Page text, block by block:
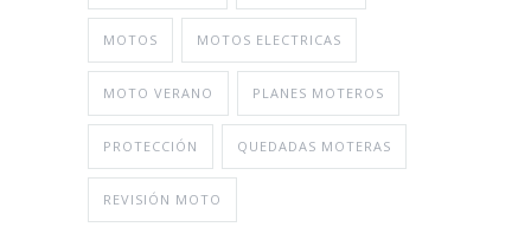
MOTOS MOTOS ELECTRICAS
MOTO VERANO PLANES MOTEROS
PROTECCIÓN QUEDADAS MOTERAS
REVISIÓN MOTO